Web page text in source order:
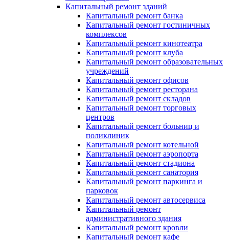
Капитальный ремонт зданий
Капитальный ремонт банка
Капитальный ремонт гостиничных
комплексов
Капитальный ремонт кинотеатра
Капитальный ремонт клуба
Капитальный ремонт образовательных
учреждений
Капитальный ремонт офисов
Капитальный ремонт ресторана
Капитальный ремонт складов
Капитальный ремонт торговых
центров
Капитальный ремонт больниц и
поликлиник
Капитальный ремонт котельной
Капитальный ремонт аэропорта
Капитальный ремонт стадиона
Капитальный ремонт санатория
Капитальный ремонт паркинга и
парковок
Капитальный ремонт автосервиса
Капитальный ремонт
административного здания
Капитальный ремонт кровли
Капитальный ремонт кафе